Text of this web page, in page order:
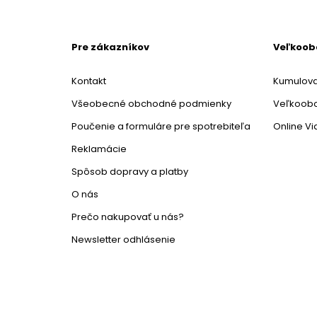
Pre zákazníkov
Kontakt
Všeobecné obchodné podmienky
Poučenie a formuláre pre spotrebiteľa
Reklamácie
Spôsob dopravy a platby
O nás
Prečo nakupovať u nás?
Newsletter odhlásenie
Online